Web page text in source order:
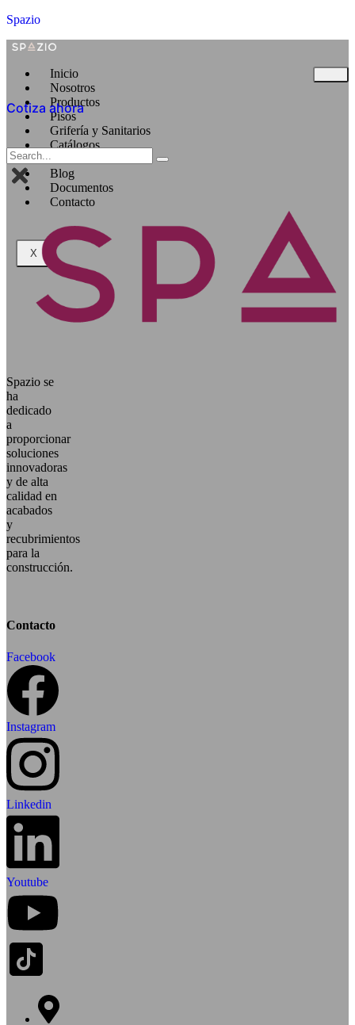
Spazio
Inicio
Nosotros
Productos
Pisos
Grifería y Sanitarios
Catálogos
Taller
Blog
Documentos
Contacto
X
Cotiza ahora
Spazio se
ha
dedicado
a
proporcionar
soluciones
innovadoras
y de alta
calidad en
acabados
y
recubrimientos
para la
construcción.
Contacto
Facebook
Instagram
Linkedin
Youtube